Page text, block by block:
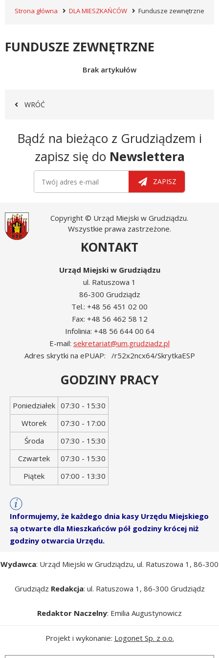
Strona główna DLA MIESZKAŃCÓW Fundusze zewnętrzne
FUNDUSZE ZEWNĘTRZNE
Brak artykułów
WRÓĆ
Newsletter
Bądź na bieżąco z Grudziądzem i
zapisz się do Newslettera
ZAPISZ
Copyright © Urząd Miejski w Grudziądzu.
Wszystkie prawa zastrzeżone.
KONTAKT
Urząd Miejski w Grudziądzu
ul. Ratuszowa 1
86-300 Grudziądz
Tel.: +48 56 451 02 00
Fax: +48 56 462 58 12
Infolinia: +48 56 644 00 64
E-mail: sekretariat@um.grudziadz.pl
Adres skrytki na ePUAP: /r52x2ncx64/SkrytkaESP
GODZINY PRACY
Dzień
tygodnia
Godziny
otwarcia
Poniedziałek 07:30 - 15:30
Wtorek
07:30 - 17:00
Środa
07:30 - 15:30
Czwartek
07:30 - 15:30
Piątek
07:00 - 13:30
Informujemy, że każdego dnia kasy Urzędu Miejskiego
są otwarte dla Mieszkańców pół godziny krócej niż
godziny otwarcia Urzędu.
Wydawca: Urząd Miejski w Grudziądzu, ul. Ratuszowa 1, 86-300
Grudziądz Redakcja: ul. Ratuszowa 1, 86-300 Grudziądz
Redaktor Naczelny: Emilia Augustynowicz
Projekt i wykonanie: Logonet Sp. z o.o.